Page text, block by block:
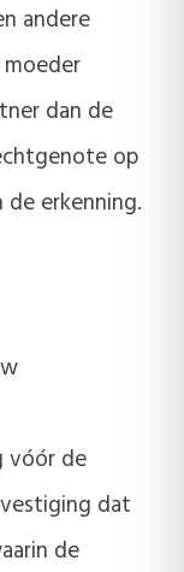
andere
dan de
op
erkenning.
vóór de
dat
de